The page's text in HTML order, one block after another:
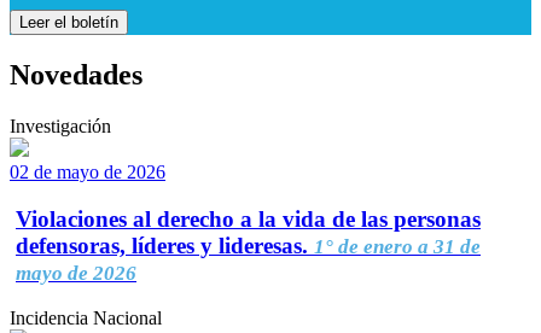
Leer el boletín
Novedades
Investigación
02 de mayo de 2026
Violaciones al derecho a la vida de las personas
defensoras, líderes y lideresas. 1° de enero a 31 de
mayo de 2026
Incidencia Nacional